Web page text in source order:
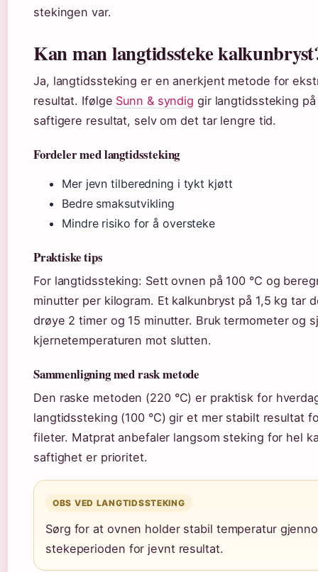
stekingen var.
Kan man langtidssteke
Ja, langtidssteking er en anerkjent metode for
resultat. Ifølge Sunn & syndig gir langtidssteking på
saftigere resultat, selv om det tar lengre tid.
Fordeler med langtidssteking
Mer jevn tilberedning i tykt kjøtt
Bedre smaksutvikling
Mindre risiko for å oversteke
Praktiske tips
For langtidssteking: Sett ovnen på 100 °C og
minutter per kilogram. Et kalkunbryst på 1,5 kg tar
drøye 2 timer og 15 minutter. Bruk termometer og
kjernetemperaturen mot slutten.
Sammenligning med rask metode
Den raske metoden (220 °C) er praktisk for
langtidssteking (100 °C) gir et mer stabilt resultat
fileter. Matprat anbefaler langsom steking for hel
saftighet er prioritet.
OBS VED LANGTIDSSTEKING
Sørg for at ovnen holder stabil temperatur
stekeperioden for jevnt resultat.